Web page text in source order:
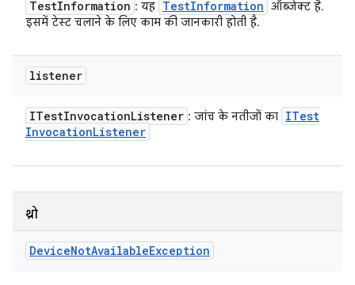
TestInformation : यह TestInformation ऑब्जेक्ट है.
इसमें टेस्ट चलाने के लिए काम की जानकारी होती है.
listener
ITestInvocationListener : जांच के नतीजों का ITest
InvocationListener
थ्रो
DeviceNotAvailableException